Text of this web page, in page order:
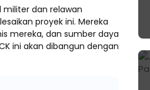
militer dan relawan
proyek ini. Mereka
mereka, dan sumber daya
ini akan dibangun dengan